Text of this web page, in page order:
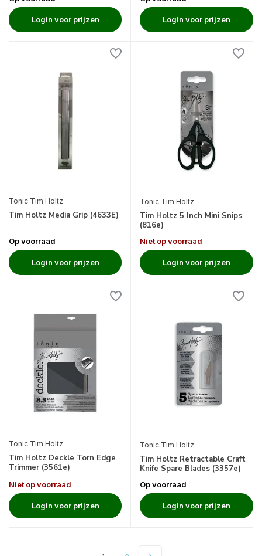
Login voor prijzen Login voor prijzen
Tonic Tim Holtz
Tim Holtz Media Grip (4633E)
Op voorraad
Login voor prijzen
Tonic Tim Holtz
Tim Holtz 5 Inch Mini Snips
(816e)
Niet op voorraad
Login voor prijzen
Tonic Tim Holtz
Tim Holtz Deckle Torn Edge
Trimmer (3561e)
Niet op voorraad
Login voor prijzen
Tonic Tim Holtz
Tim Holtz Retractable Craft
Knife Spare Blades (3357e)
Op voorraad
Login voor prijzen